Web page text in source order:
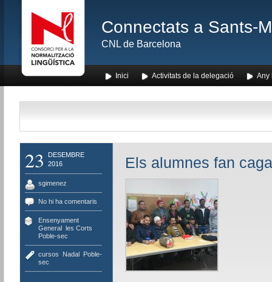
Connectats a Sants-
CNL de Barcelona
Inici Activitats de la delegació Any
23
DESEMBRE
2016
sgimenez
No hi ha comentaris
Ensenyament,
General, les Corts
Poble-sec
cursos Nadal, Poble-
sec
Els alumnes fan